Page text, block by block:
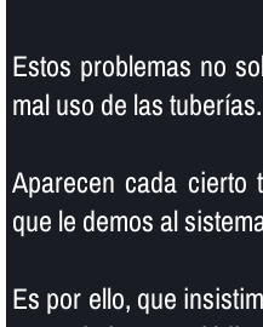
Estos problemas no
mal uso de las tuberí­as.
Aparecen cada cierto
que le demos al
Es por ello, que